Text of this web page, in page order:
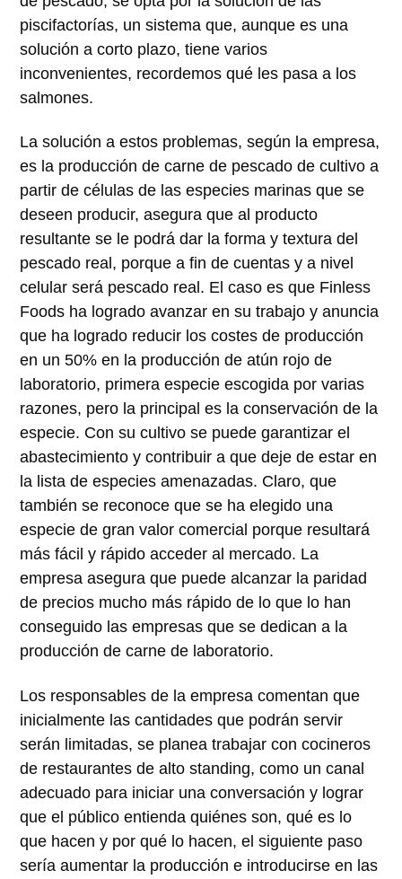
piscifactorías, un sistema que, aunque es una
solución a corto plazo, tiene varios
inconvenientes, recordemos qué les pasa a los
salmones.
La solución a estos problemas, según la empresa,
es la producción de carne de pescado de cultivo a
partir de células de las especies marinas que se
deseen producir, asegura que al producto
resultante se le podrá dar la forma y textura del
pescado real, porque a fin de cuentas y a nivel
celular será pescado real. El caso es que Finless
Foods ha logrado avanzar en su trabajo y anuncia
que ha logrado reducir los costes de producción
en un 50% en la producción de atún rojo de
laboratorio, primera especie escogida por varias
razones, pero la principal es la conservación de la
especie. Con su cultivo se puede garantizar el
abastecimiento y contribuir a que deje de estar en
la lista de especies amenazadas. Claro, que
también se reconoce que se ha elegido una
especie de gran valor comercial porque resultará
más fácil y rápido acceder al mercado. La
empresa asegura que puede alcanzar la paridad
de precios mucho más rápido de lo que lo han
conseguido las empresas que se dedican a la
producción de carne de laboratorio.
Los responsables de la empresa comentan que
inicialmente las cantidades que podrán servir
serán limitadas, se planea trabajar con cocineros
de restaurantes de alto standing, como un canal
adecuado para iniciar una conversación y lograr
que el público entienda quiénes son, qué es lo
que hacen y por qué lo hacen, el siguiente paso
sería aumentar la producción e introducirse en las